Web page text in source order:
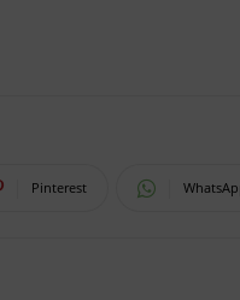
Pinterest